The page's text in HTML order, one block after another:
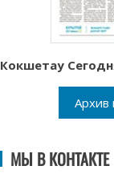
Кокшетау
Архив
МЫ В КОНТАКТЕ